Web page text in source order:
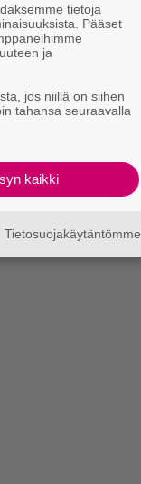
tietoja
Pääset
ja
jos niillä on siihen
tahansa seuraavalla
kaikki
Tietosuojakäytäntömme